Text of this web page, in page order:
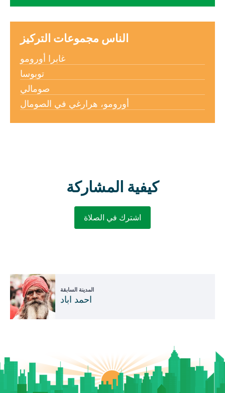
الناس مجموعات التركيز
غابرا أورومو
توبوسا
صومالي
أورومو، هرارغي في الصومال
كيفية المشاركة
اشترك في الصلاة
المدينة السابقة
احمد اباد